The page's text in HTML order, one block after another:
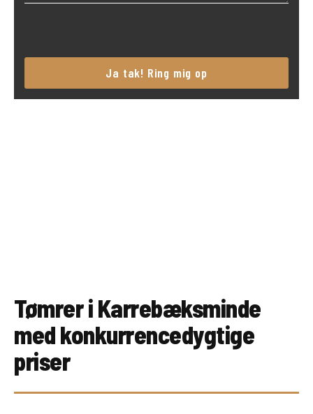
leave
field
empty.
Tømrer i Karrebæksminde
med konkurrencedygtige
priser